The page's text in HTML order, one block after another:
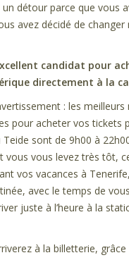
détour parce que vous
avez décidé de changer
candidat pour
directement à la
: les
pour acheter vos tickets
Teide sont de 9h00 à
vous vous levez très tôt,
vos vacances à
avec le temps de
juste à l’heure à la
à la billetterie,